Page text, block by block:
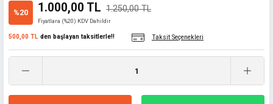
%20 1.000,00 TL 1.250,00 TL
Fiyatlara (%20) KDV Dahildir
500,00 TL den başlayan taksitlerle!! Taksit Seçenekleri